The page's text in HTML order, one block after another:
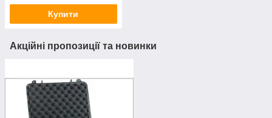
Купити
Акційні пропозиції та новинки